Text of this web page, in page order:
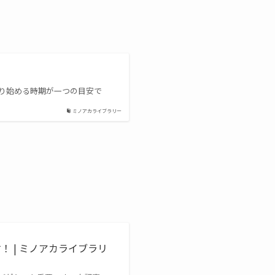
ミノアカライブラリー
始める時期が一つの目安で
| ミノアカライブラリ